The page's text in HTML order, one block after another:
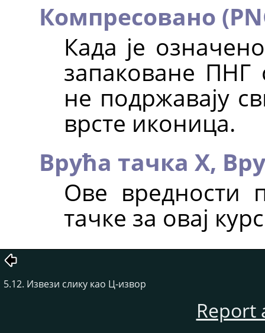
Компресовано
Када је
запаковане ПНГ
не подржавају
врсте иконица.
Врућа тачка X,
Ове вредности
тачке за овај
5.12. Извези слику као Ц-извор
Report